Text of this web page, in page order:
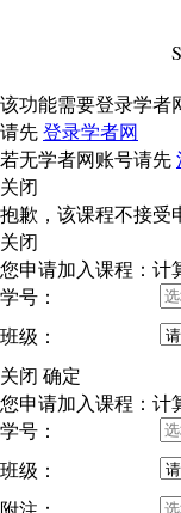
该功能需要登录学者
请先登录学者网
若无学者网账号请先
关闭
抱歉，该课程不接受
关闭
您申请加入课程：计
学号：
班级：
关闭 确定
您申请加入课程：计
学号：
班级：